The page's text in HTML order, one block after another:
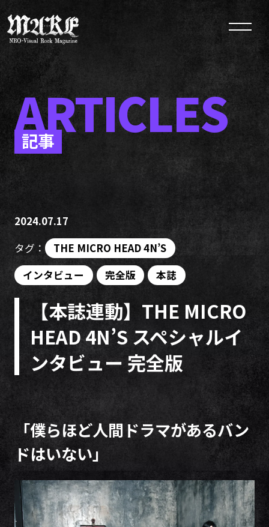
ARTICLES
記事
2024.07.17
タグ：
THE MICRO HEAD 4N’S
インタビュー
完全版 本誌
【本誌連動】THE MICRO
HEAD 4N’S スペシャルイ
ンタビュー 完全版
「僕らほど人間ドラマがあるバン
ドはいない」